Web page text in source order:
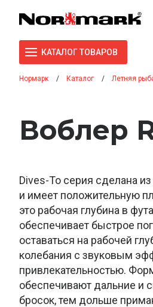
КАТАЛОГ ТОВАРОВ
Нормарк Каталог Летняя
Воблер
Dives-To серия сделана
и имеет положительную
это рабочая глубина в
обеспечивает быстрое
оставаться на рабочей
колебания с звуковым
привлекательностью.
обеспечивают дальние и
бросок, тем дольше